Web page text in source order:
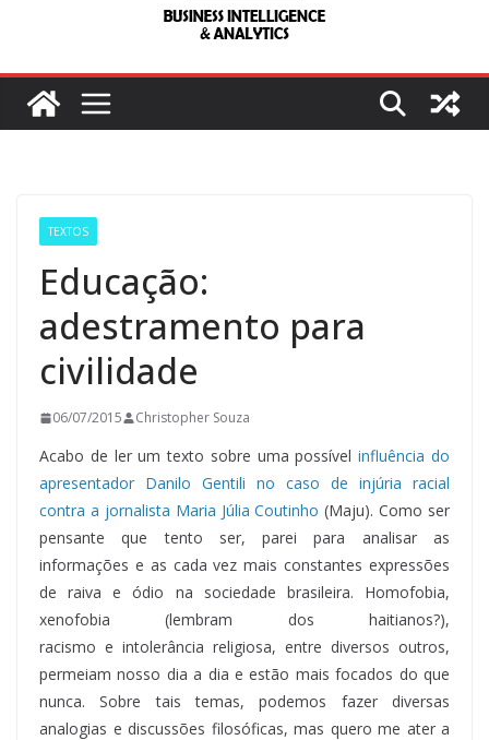
TEXTOS
Educação:
adestramento para
civilidade
06/07/2015 Christopher Souza
Acabo de ler um texto sobre uma possívelinfluência do
apresentador Danilo Gentili no caso de injúria racial
contra a jornalista Maria Júlia Coutinho (Maju). Como ser
pensante que tento ser, parei para analisar as
informações e as cada vez mais constantes expressões
de raiva e ódio na sociedade brasileira. Homofobia,
xenofobia (lembram dos haitianos?),
racismo e intolerância religiosa, entre diversos outros,
permeiam nosso dia a dia e estão mais focados do que
nunca. Sobre tais temas, podemos fazer diversas
analogias e discussões filosóficas, mas quero me ater a